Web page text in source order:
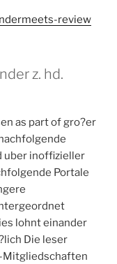
review
z. hd.
as part of gro?er
uber inoffizieller
Portale
lohnt einander
Die leser
Mitgliedschaften